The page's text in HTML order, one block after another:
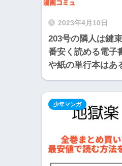
2023年4月10日
203号の隣人は鍵
番安く読める電子
や紙の単行本はあ
少年マンガ